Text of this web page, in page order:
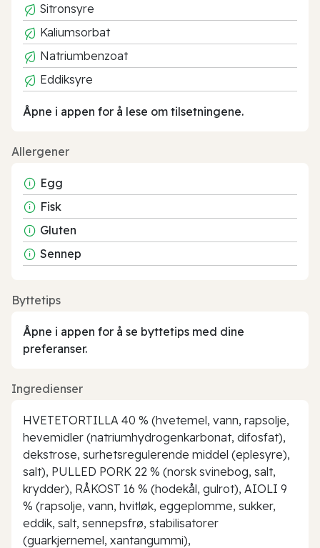
Sitronsyre
Kaliumsorbat
Natriumbenzoat
Eddiksyre
Åpne i appen for å lese om tilsetningene.
Allergener
Egg
Fisk
Gluten
Sennep
Byttetips
Åpne i appen for å se byttetips med dine
preferanser.
Ingredienser
HVETETORTILLA 40 % (hvetemel, vann, rapsolje,
hevemidler (natriumhydrogenkarbonat, difosfat),
dekstrose, surhetsregulerende middel (eplesyre),
salt), PULLED PORK 22 % (norsk svinebog, salt,
krydder), RÅKOST 16 % (hodekål, gulrot), AIOLI 9
% (rapsolje, vann, hvitløk, eggeplomme, sukker,
eddik, salt, sennepsfrø, stabilisatorer
(guarkjernemel, xantangummi),